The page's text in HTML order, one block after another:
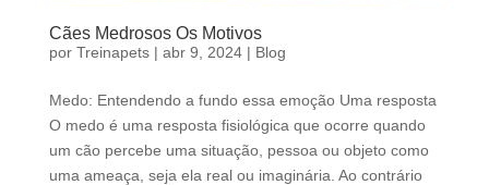
Cães Medrosos Os Motivos
por Treinapets| abr 9, 2024| Blog
Medo: Entendendo a fundo essa emoção Uma resposta
O medo é uma resposta fisiológica que ocorre quando
um cão percebe uma situação, pessoa ou objeto como
uma ameaça, seja ela real ou imaginária. Ao contrário